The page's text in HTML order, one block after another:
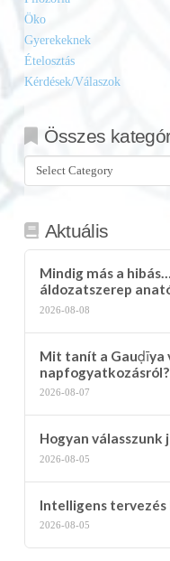
Öko
Gyerekeknek
Ételosztás
Kérdések/Válaszok
Összes
Összes
kategória
Aktuális
Mindig más a
áldozatszerep
2026-08-08
Mit tanít a Gauḍīya
napfogyatkozásról?
2026-08-07
Hogyan
2026-08-05
Intelligens
2026-08-05